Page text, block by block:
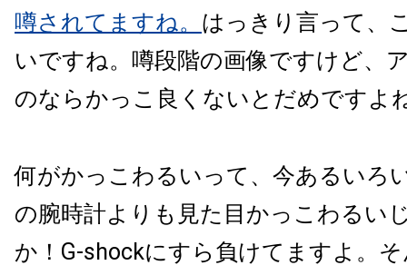
噂されてますね。 はっきり言って、
いですね。噂段階の画像ですけど、
のならかっこ良くないとだめですよ
何がかっこわるいって、今あるいろ
の腕時計よりも見た目かっこわるい
か！G-shockにすら負けてますよ。